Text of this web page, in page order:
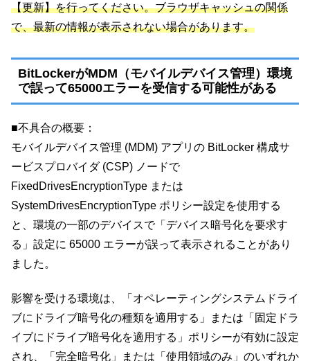
【更新】を行ってください。ブラウザキャッシュの関係
で、最新の情報が表示されない場合があります。
BitLockerがMDM（モバイルデバイス管理）環境
で誤って65000エラーを受信する可能性がある
■不具合の概要：
モバイルデバイス管理 (MDM) アプリの BitLocker 構成サ
ービスプロバイダ (CSP) ノードで
FixedDrivesEncryptionType または
SystemDrivesEncryptionType ポリシー設定を使用する
と、環境の一部のデバイスで「デバイス暗号化を要求す
る」設定に 65000 エラーが誤って表示されることがあり
ました。
影響を受ける環境は、「オペレーティングシステムドライ
ブにドライブ暗号化の種類を適用する」または「固定ドラ
イブにドライブ暗号化を適用する」ポリシーが有効に設定
され、「完全暗号化」または「使用領域のみ」のいずれか